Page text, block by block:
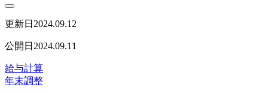
更新日 2024.09.12
公開日 2024.09.11
給与計算
年末調整